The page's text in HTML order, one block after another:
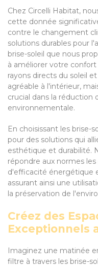
Chez Circelli Habitat,
cette donnée
contre le changement
solutions durables pour
brise-soleil que nous
à améliorer votre
rayons directs du soleil
agréable à l'intérieur,
crucial dans la
environnementale.
En choisissant les brise-
pour des solutions qui
esthétique et durabilité.
répondre aux normes
d'efficacité énergétique
assurant ainsi une
la préservation de
Créez des
Exceptionnels
Imaginez une matinée
filtre à travers les brise-